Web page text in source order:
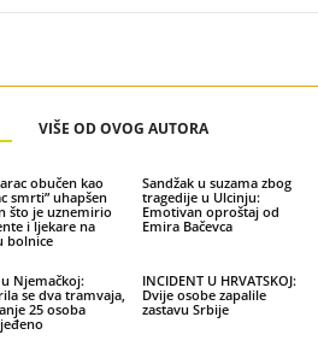
VIŠE OD OVOG AUTORA
obučen kao
smrti” uhapšen
što je uznemirio
i ljekare na
bolnice
Sandžak u suzama zbog
tragedije u Ulcinju:
Emotivan oproštaj od
Emira Bačevca
u Njemačkoj:
se dva tramvaja,
25 osoba
INCIDENT U HRVATSKOJ:
Dvije osobe zapalile
zastavu Srbije